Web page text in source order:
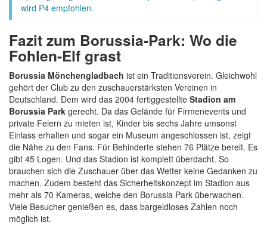
wird P4 empfohlen.
Fazit zum Borussia-Park: Wo die
Fohlen-Elf grast
Borussia Mönchengladbach ist ein Traditionsverein. Gleichwohl
gehört der Club zu den zuschauerstärksten Vereinen in
Deutschland. Dem wird das 2004 fertiggestellte Stadion am
Borussia Park gerecht. Da das Gelände für Firmenevents und
private Feiern zu mieten ist, Kinder bis sechs Jahre umsonst
Einlass erhalten und sogar ein Museum angeschlossen ist, zeigt
die Nähe zu den Fans. Für Behinderte stehen 76 Plätze bereit. Es
gibt 45 Logen. Und das Stadion ist komplett überdacht. So
brauchen sich die Zuschauer über das Wetter keine Gedanken zu
machen. Zudem besteht das Sicherheitskonzept im Stadion aus
mehr als 70 Kameras, welche den Borussia Park überwachen.
Viele Besucher genießen es, dass bargeldloses Zahlen noch
möglich ist.